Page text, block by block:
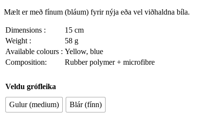
Mælt er með fínum (bláum) fyrir nýja eða vel viðhaldna bíla.
Dimensions :
15 cm
Weight :
58 g
Available colours : Yellow, blue
Composition:
Rubber polymer + microfibre
Veldu grófleika
Gulur (medium) Blár (fínn)